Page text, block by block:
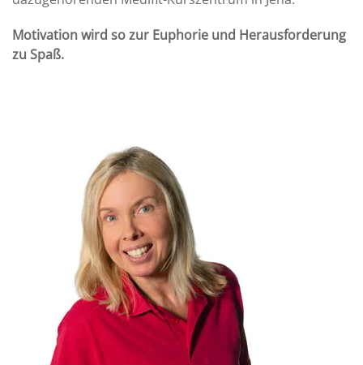
Motivation wird so zur Euphorie und Herausforderung
zu Spaß.